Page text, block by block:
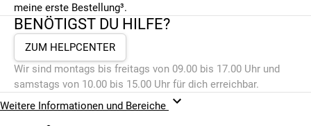
meine erste Bestellung³.
BENÖTIGST DU HILFE?
ZUM HELPCENTER
Wir sind montags bis freitags von 09.00 bis 17.00 Uhr und
samstags von 10.00 bis 15.00 Uhr für dich erreichbar.
Weitere Informationen und Bereiche